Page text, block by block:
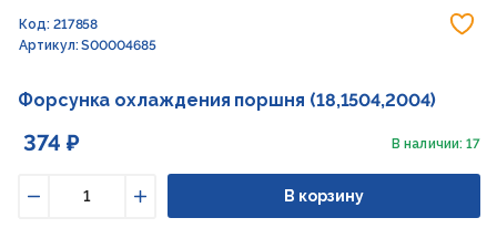
Код: 217858
Артикул: S00004685
Форсунка охлаждения поршня (18,1504,2004)
374 ₽ В наличии: 17
Увеличить
В корзину